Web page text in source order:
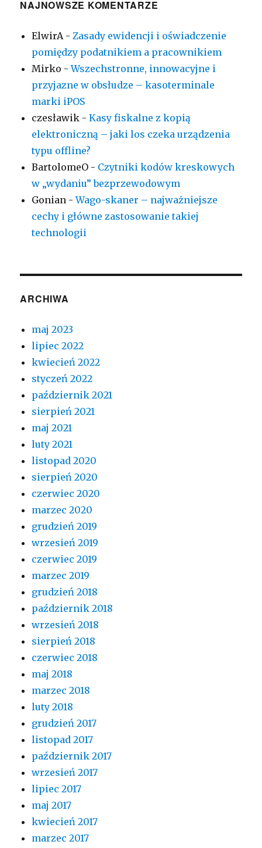
NAJNOWSZE KOMENTARZE
ElwirA-Zasady ewidencji i oświadczenie
pomiędzy podatnikiem a pracownikiem
Mirko -Wszechstronne, innowacyjne i
przyjazne w obsłudze – kasoterminale
marki iPOS
czesławik -Kasy fiskalne z kopią
elektroniczną – jaki los czeka urządzenia
typu offline?
BartolomeO - Czytniki kodów kreskowych
w „wydaniu” bezprzewodowym
Gonian -Wago-skaner – najważniejsze
cechy i główne zastosowanie takiej
technologii
ARCHIWA
maj 2023
lipiec 2022
kwiecień 2022
styczeń 2022
październik 2021
sierpień 2021
maj 2021
luty 2021
listopad 2020
sierpień 2020
czerwiec 2020
marzec 2020
grudzień 2019
wrzesień 2019
czerwiec 2019
marzec 2019
grudzień 2018
październik 2018
wrzesień 2018
sierpień 2018
czerwiec 2018
maj 2018
marzec 2018
luty 2018
grudzień 2017
listopad 2017
październik 2017
wrzesień 2017
lipiec 2017
maj 2017
kwiecień 2017
marzec 2017